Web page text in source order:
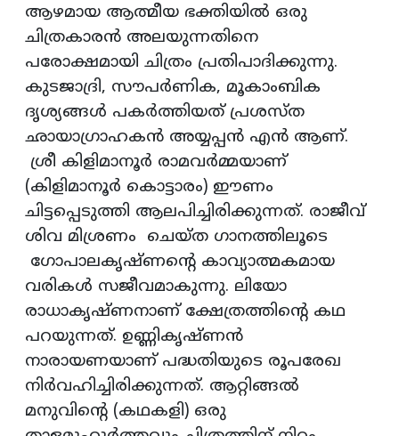
ആഴമായ ആത്മീയ ഭക്തിയില്‍ ഒരു
ചിത്രകാരന്‍ അലയുന്നതിനെ
പരോക്ഷമായി ചിത്രം പ്രതിപാദിക്കുന്നു.
കുടജാദ്രി, സൗപര്‍ണിക, മൂകാംബിക
ദൃശ്യങ്ങള്‍ പകര്‍ത്തിയത് പ്രശസ്ത
ഛായാഗ്രാഹകന്‍ അയ്യപ്പന്‍ എന്‍ ആണ്.
ശ്രീ കിളിമാനൂര്‍ രാമവര്‍മ്മയാണ്
(കിളിമാനൂര്‍ കൊട്ടാരം) ഈണം
ചിട്ടപ്പെടുത്തി ആലപിച്ചിരിക്കുന്നത്. രാജീവ്
ശിവ മിശ്രണം ചെയ്ത ഗാനത്തിലൂടെ
ഗോപാലകൃഷ്ണന്റെ കാവ്യാത്മകമായ
വരികള്‍ സജീവമാകുന്നു. ലിയോ
രാധാകൃഷ്ണനാണ് ക്ഷേത്രത്തിന്റെ കഥ
പറയുന്നത്. ഉണ്ണികൃഷ്ണന്‍
നാരായണയാണ് പദ്ധതിയുടെ രൂപരേഖ
നിര്‍വഹിച്ചിരിക്കുന്നത്. ആറ്റിങ്ങല്‍
മനുവിന്റെ (കഥകളി) ഒരു